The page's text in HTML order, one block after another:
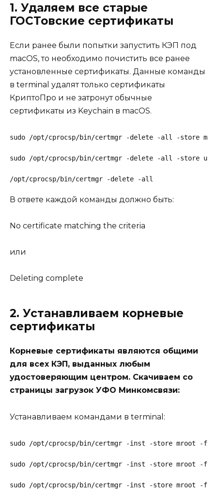
1. Удаляем все старые
ГОСТовские сертификаты
Если ранее были попытки запустить КЭП под
macOS, то необходимо почистить все ранее
установленные сертификаты. Данные команды
в terminal удалят только сертификаты
КриптоПро и не затронут обычные
сертификаты из Keychain в macOS.
sudo /opt/cprocsp/bin/certmgr -delete -all -store
sudo /opt/cprocsp/bin/certmgr -delete -all -store
/opt/cprocsp/bin/certmgr -delete -all
В ответе каждой команды должно быть:
No certificate matching the criteria
или
Deleting complete
2. Устанавливаем корневые
сертификаты
Корневые сертификаты являются общими
для всех КЭП, выданных любым
удостоверяющим центром. Скачиваем со
страницы загрузок УФО Минкомсвязи:
Устанавливаем командами в terminal:
sudo /opt/cprocsp/bin/certmgr -inst -store mroot -f ~/
sudo /opt/cprocsp/bin/certmgr -inst -store mroot -f ~/
sudo /opt/cprocsp/bin/certmgr -inst -store mroot -f ~/